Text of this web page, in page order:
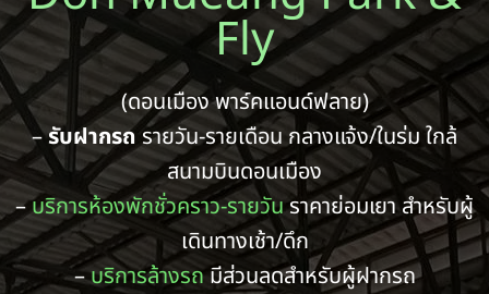
Fly
(ดอนเมือง พาร์คแอนด์ฟลาย)
–รับฝากรถรายวัน-รายเดือน กลางแจ้ง/ในร่ม ใกล้
สนามบินดอนเมือง
–บริการห้องพักชั่วคราว-รายวันราคาย่อมเยา สำหรับผู้
เดินทางเช้า/ดึก
–บริการล้างรถมีส่วนลดสำหรับผู้ฝากรถ